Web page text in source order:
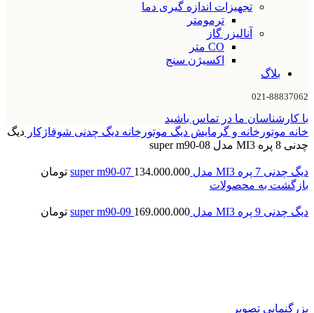
تجهیزات اندازه گیری دما
ترمومتر
آنالیزر گاز
CO متر
اکسیژن سنج
بلاگ
021-88837062
با کارشناسان ما در تماس باشید
خانه موتورخانه و گرمایش دیگ موتورخانه دیگ چدنی شوفاژکار دیگ
چدنی 8 پره MI3 مدل super m90-08
دیگ چدنی 7 پره MI3 مدل super m90-07 134.000.000
تومان
بازگشت به محصولات
دیگ چدنی 9 پره MI3 مدل super m90-09 169.000.000 تومان
بزرگنمایی تصویر